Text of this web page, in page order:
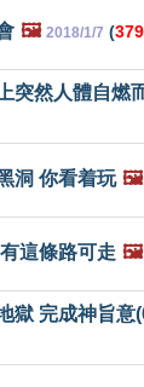
🖼️ 2018/1/7 (
突然人體自燃
洞 你看着玩 🖼️
這條路可走 🖼️
獄 完成神旨意